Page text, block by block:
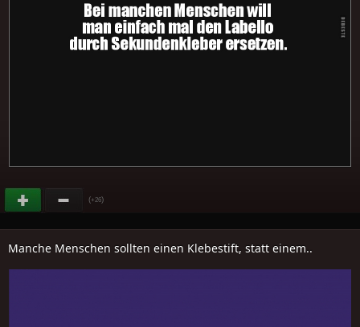
(+26)
Manche Menschen sollten einen Klebestift, statt einem..